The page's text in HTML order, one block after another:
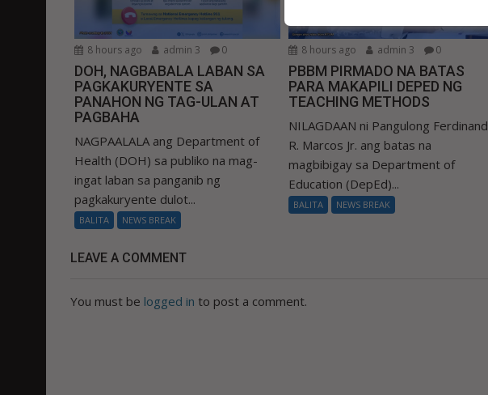
8 hours ago admin 3 0
DOH, NAGBABALA LABAN SA
PAGKAKURYENTE SA
PANAHON NG TAG-ULAN AT
PAGBAHA
NAGPAALALA ang Department of
Health (DOH) sa publiko na mag-
ingat laban sa panganib ng
pagkakuryente dulot...
BALITA NEWS BREAK
8 hours ago admin 3 0
PBBM PIRMADO NA BATAS
PARA MAKAPILI DEPED NG
TEACHING METHODS
NILAGDAAN ni Pangulong Ferdinand
R. Marcos Jr. ang batas na
magbibigay sa Department of
Education (DepEd)...
BALITA NEWS BREAK
LEAVE A COMMENT
You must be logged in to post a comment.